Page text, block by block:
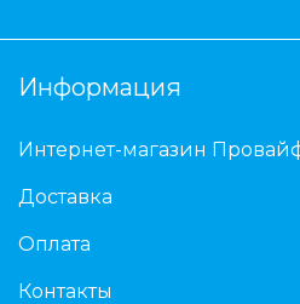
Информация
Интернет-магазин
Доставка
Оплата
Контакты